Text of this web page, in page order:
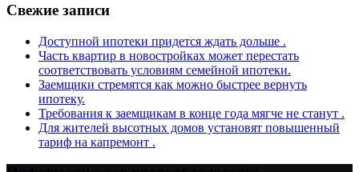
Свежие записи
Доступной ипотеки придется ждать дольше .
Часть квартир в новостройках может перестать
соответствовать условиям семейной ипотеки.
Заемщики стремятся как можно быстрее вернуть
ипотеку.
Требования к заемщикам в конце года мягче не станут .
Для жителей высотных домов установят повышенный
тариф на капремонт .